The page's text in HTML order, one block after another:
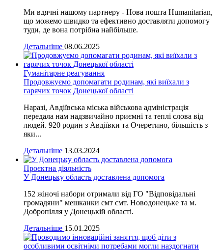
Ми вдячні нашому партнеру - Нова пошта Humanitarian,
що можемо швидко та ефективно доставляти допомогу
туди, де вона потрібна найбільше.
Детальніше 08.06.2025
Гуманітарне реагування
Продовжуємо допомагати родинам, які виїхали з
гарячих точок Донецької області
Наразі, Авдіївська міська військова адміністрація
передала нам надзвичайно приємні та теплі слова від
людей. 920 родин з Авдіївки та Очеретино, більшість з
яки...
Детальніше 13.03.2024
Проєктна діяльність
У Донецьку область доставлена допомога
152 жіночі набори отримали від ГО "Відповідальні
громадяни" мешканки смт смт. Новодонецьке та м.
Добропілля у Донецькій області.
Детальніше 15.01.2025